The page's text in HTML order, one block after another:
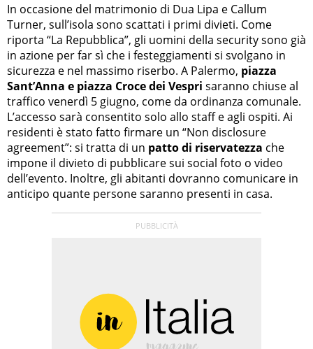
In occasione del matrimonio di Dua Lipa e Callum
Turner, sull’isola sono scattati i primi divieti. Come
riporta “La Repubblica”, gli uomini della security sono già
in azione per far sì che i festeggiamenti si svolgano in
sicurezza e nel massimo riserbo. A Palermo, piazza
Sant’Anna e piazza Croce dei Vespri saranno chiuse al
traffico venerdì 5 giugno, come da ordinanza comunale.
L’accesso sarà consentito solo allo staff e agli ospiti. Ai
residenti è stato fatto firmare un “Non disclosure
agreement”: si tratta di un patto di riservatezza che
impone il divieto di pubblicare sui social foto o video
dell’evento. Inoltre, gli abitanti dovranno comunicare in
anticipo quante persone saranno presenti in casa.